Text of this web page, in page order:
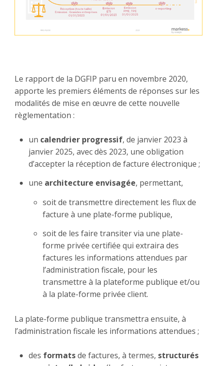
Le rapport de la DGFIP paru en novembre 2020,
apporte les premiers éléments de réponses sur les
modalités de mise en œuvre de cette nouvelle
règlementation :
un calendrier progressif, de janvier 2023 à
janvier 2025, avec dès 2023, une obligation
d’accepter la réception de facture électronique ;
une architecture envisagée, permettant,
soit de transmettre directement les flux de
facture à une plate-forme publique,
soit de les faire transiter via une plate-
forme privée certifiée qui extraira des
factures les informations attendues par
l’administration fiscale, pour les
transmettre à la plateforme publique et/ou
à la plate-forme privée client.
La plate-forme publique transmettra ensuite, à
l’administration fiscale les informations attendues ;
des formatsde factures, à termes, structurés